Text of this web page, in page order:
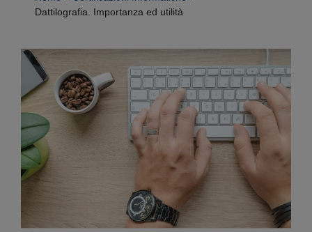
Dattilografia. Importanza ed utilità